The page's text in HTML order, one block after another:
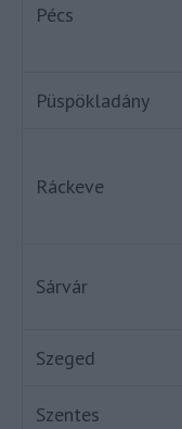
Pécs
Püspökladány
Ráckeve
Sárvár
Szeged
Szentes